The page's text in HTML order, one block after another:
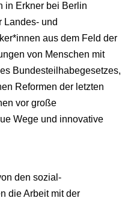
in Erkner bei Berlin
Landes- und
aus dem Feld der
von Menschen mit
Bundesteilhabegesetzes,
Reformen der letzten
vor große
Wege und innovative
den sozial-
die Arbeit mit der